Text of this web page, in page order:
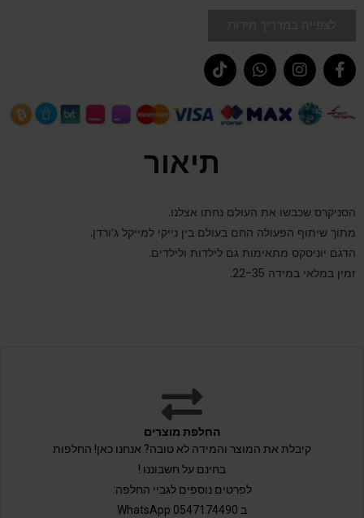
תיאור
הסניקרס שכבשו את העולם נחתו אצלנו.
מתוך שיתוף הפעולה החם בעולם בין נייקי למייקל ג’ורדן.
הדגם יוניסקס מתאימות גם לילדות ולילדים.
זמין במלאי במידה 22-35.
החלפת מוצרים
קיבלת את המוצר והמידה לא טובה? אנחנו כאן! החלפות
בחינם על חשבוננו !
לפרטים נוספים לגביי החלפה:
ב 0547174490 WhatsApp